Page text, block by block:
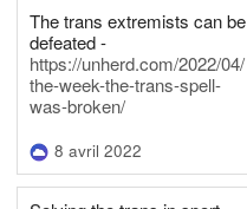
The trans extremists can be
defeated -
https://unherd.com/2022/04/
the-week-the-trans-spell-
was-broken/
8 avril 2022